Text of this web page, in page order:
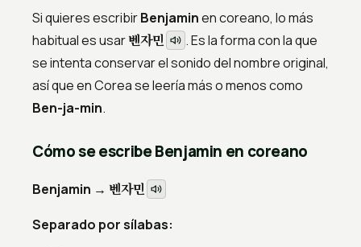
Si quieres escribirBenjaminen coreano, lo más
habitual es usar벤자민
. Es la forma con la que
se intenta conservar el sonido del nombre original,
así que en Corea se leería más o menos como
Ben-ja-min.
Cómo se escribe Benjamin en coreano
Benjamin → 벤자민
Separado por sílabas: